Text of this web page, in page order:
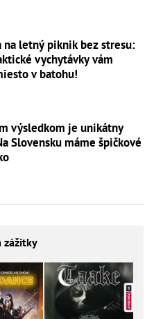
na letný piknik bez stresu:
vychytávky vám
v batohu!
výsledkom je unikátny
Slovensku máme špičkové
zážitky